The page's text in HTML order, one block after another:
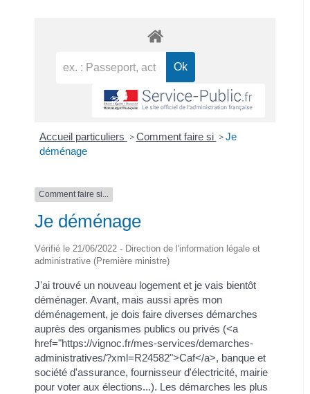
Accueil particuliers > Comment faire si > Je
déménage
Comment faire si...
Je déménage
Vérifié le 21/06/2022 - Direction de l'information légale et
administrative (Première ministre)
J'ai trouvé un nouveau logement et je vais bientôt
déménager. Avant, mais aussi après mon
déménagement, je dois faire diverses démarches
auprès des organismes publics ou privés (<a
href="https://vignoc.fr/mes-services/demarches-
administratives/?xml=R24582">Caf</a>, banque et
société d'assurance, fournisseur d'électricité, mairie
pour voter aux élections...). Les démarches les plus